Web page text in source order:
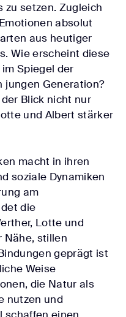
zu setzen. Zugleich
absolut
aus heutiger
Wie erscheint diese
Spiegel der
jungen Generation?
Blick nicht nur
und Albert stärker
macht in ihren
soziale Dynamiken
am
die
Lotte und
Nähe, stillen
geprägt ist
Weise
die Natur als
nutzen und